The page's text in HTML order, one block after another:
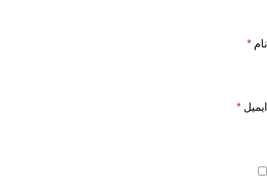
نام *
ایمیل *